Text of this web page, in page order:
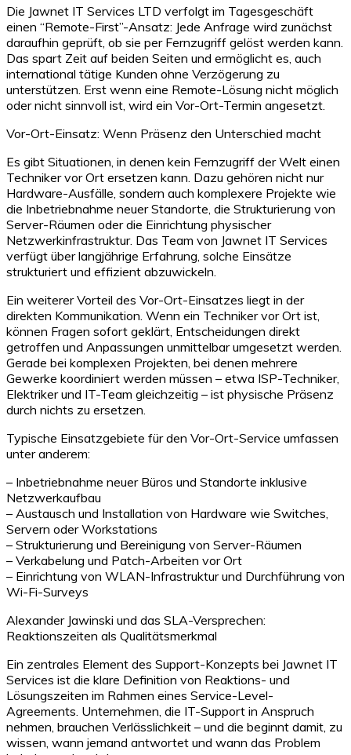
Die Jawnet IT Services LTD verfolgt im Tagesgeschäft
einen “Remote-First”-Ansatz: Jede Anfrage wird zunächst
daraufhin geprüft, ob sie per Fernzugriff gelöst werden kann.
Das spart Zeit auf beiden Seiten und ermöglicht es, auch
international tätige Kunden ohne Verzögerung zu
unterstützen. Erst wenn eine Remote-Lösung nicht möglich
oder nicht sinnvoll ist, wird ein Vor-Ort-Termin angesetzt.
Vor-Ort-Einsatz: Wenn Präsenz den Unterschied macht
Es gibt Situationen, in denen kein Fernzugriff der Welt einen
Techniker vor Ort ersetzen kann. Dazu gehören nicht nur
Hardware-Ausfälle, sondern auch komplexere Projekte wie
die Inbetriebnahme neuer Standorte, die Strukturierung von
Server-Räumen oder die Einrichtung physischer
Netzwerkinfrastruktur. Das Team von Jawnet IT Services
verfügt über langjährige Erfahrung, solche Einsätze
strukturiert und effizient abzuwickeln.
Ein weiterer Vorteil des Vor-Ort-Einsatzes liegt in der
direkten Kommunikation. Wenn ein Techniker vor Ort ist,
können Fragen sofort geklärt, Entscheidungen direkt
getroffen und Anpassungen unmittelbar umgesetzt werden.
Gerade bei komplexen Projekten, bei denen mehrere
Gewerke koordiniert werden müssen – etwa ISP-Techniker,
Elektriker und IT-Team gleichzeitig – ist physische Präsenz
durch nichts zu ersetzen.
Typische Einsatzgebiete für den Vor-Ort-Service umfassen
unter anderem:
– Inbetriebnahme neuer Büros und Standorte inklusive
Netzwerkaufbau
– Austausch und Installation von Hardware wie Switches,
Servern oder Workstations
– Strukturierung und Bereinigung von Server-Räumen
– Verkabelung und Patch-Arbeiten vor Ort
– Einrichtung von WLAN-Infrastruktur und Durchführung von
Wi-Fi-Surveys
Alexander Jawinski und das SLA-Versprechen:
Reaktionszeiten als Qualitätsmerkmal
Ein zentrales Element des Support-Konzepts bei Jawnet IT
Services ist die klare Definition von Reaktions- und
Lösungszeiten im Rahmen eines Service-Level-
Agreements. Unternehmen, die IT-Support in Anspruch
nehmen, brauchen Verlässlichkeit – und die beginnt damit, zu
wissen, wann jemand antwortet und wann das Problem